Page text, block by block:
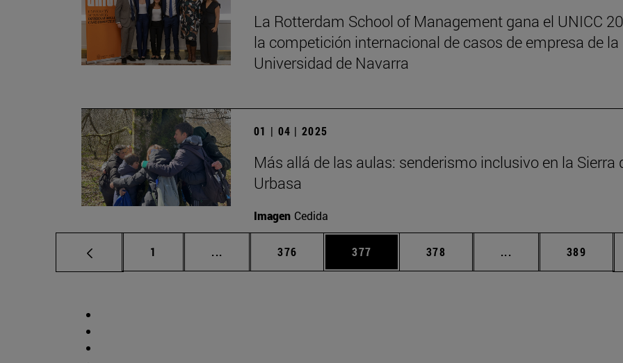
La Rotterdam School of Management gana el UNICC
la competición internacional de casos de empresa de la
Universidad de Navarra
01 | 04 | 2025
Más allá de las aulas: senderismo inclusivo en la Sierra
Urbasa
Imagen Cedida
Página
1 ... Páginas intermedias Use TAB para desplazarse.
Página
376 Página
377 Página
378 ... Páginas intermedias
Página
389